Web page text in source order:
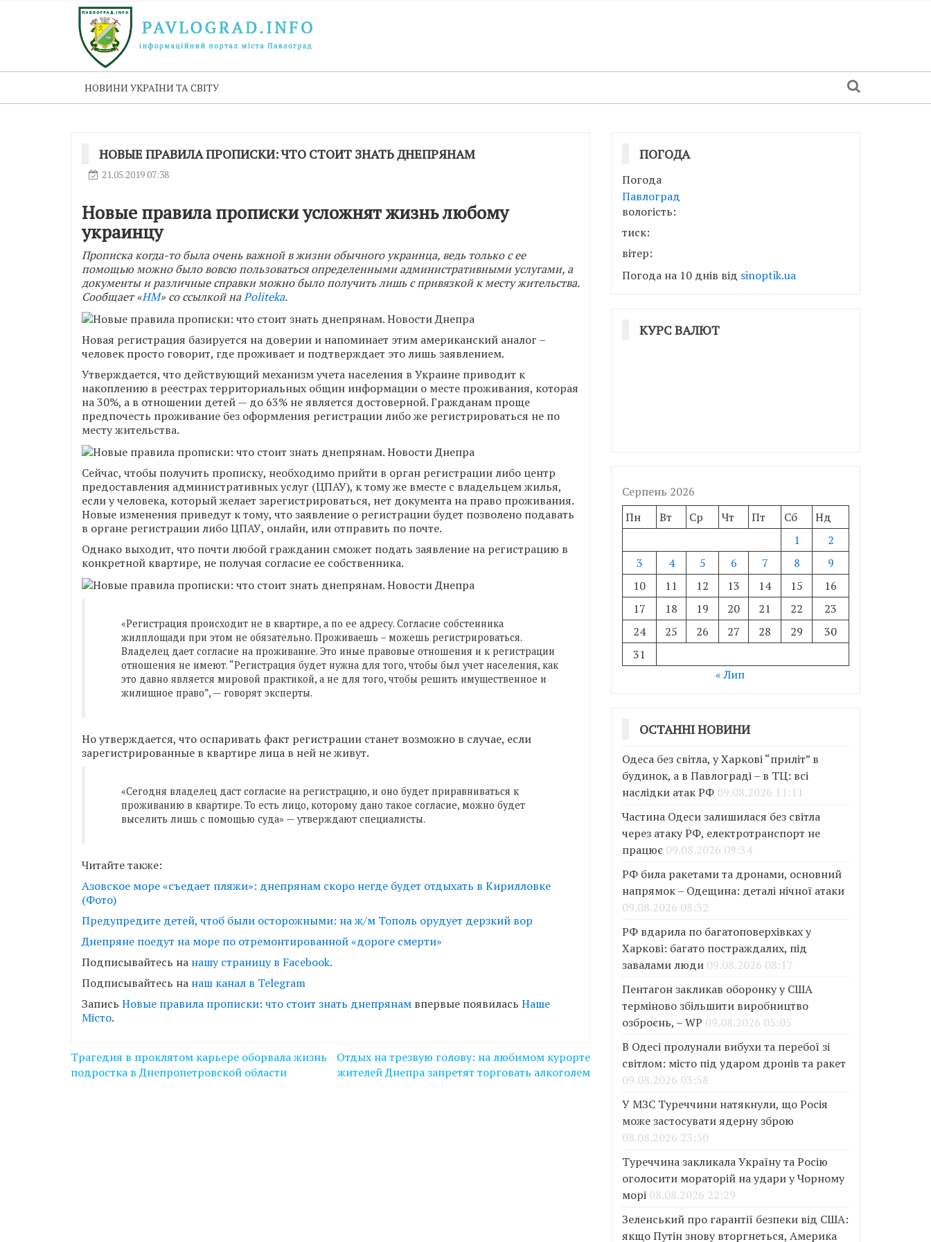
НОВИНИ УКРАЇНИ ТА СВІТУ
НОВЫЕ ПРАВИЛА ПРОПИСКИ: ЧТО СТОИТ ЗНАТЬ ДНЕПРЯНАМ
21.05.2019 07:38
Новые правила прописки усложнят жизнь любому
украинцу
Прописка когда-то была очень важной в жизни обычного украинца, ведь только с ее
помощью можно было вовсю пользоваться определенными административными услугами, а
документы и различные справки можно было получить лишь с привязкой к месту жительства.
Сообщает «НМ» со ссылкой наPoliteka.
Новая регистрация базируется на доверии и напоминает этим американский аналог –
человек просто говорит, где проживает и подтверждает это лишь заявлением.
Утверждается, что действующий механизм учета населения в Украине приводит к
накоплению в реестрах территориальных общин информации о месте проживания, которая
на 30%, а в отношении детей — до 63% не является достоверной. Гражданам проще
предпочесть проживание без оформления регистрации либо же регистрироваться не по
месту жительства.
Сейчас, чтобы получить прописку, необходимо прийти в орган регистрации либо центр
предоставления административных услуг (ЦПАУ), к тому же вместе с владельцем жилья,
если у человека, который желает зарегистрироваться, нет документа на право проживания.
Новые изменения приведут к тому, что заявление о регистрации будет позволено подавать
в органе регистрации либо ЦПАУ, онлайн, или отправить по почте.
Однако выходит, что почти любой гражданин сможет подать заявление на регистрацию в
конкретной квартире, не получая согласие ее собственника.
«Регистрация происходит не в квартире, а по ее адресу. Согласие собстенника
жилплощади при этом не обязательно. Проживаешь – можешь регистрироваться.
Владелец дает согласие на проживание. Это иные правовые отношения и к регистрации
отношения не имеют. “Регистрация будет нужна для того, чтобы был учет населения, как
это давно является мировой практикой, а не для того, чтобы решить имущественное и
жилищное право”, — говорят эксперты.
Но утверждается, что оспаривать факт регистрации станет возможно в случае, если
зарегистрированные в квартире лица в ней не живут.
«Сегодня владелец даст согласие на регистрацию, и оно будет приравниваться к
проживанию в квартире. То есть лицо, которому дано такое согласие, можно будет
выселить лишь с помощью суда» — утверждают специалисты.
Читайте также:
Азовское море «съедает пляжи»: днепрянам скоро негде будет отдыхать в Кирилловке
(Фото)
Предупредите детей, чтоб были осторожными: на ж/м Тополь орудует дерзкий вор
Днепряне поедут на море по отремонтированной «дороге смерти»
Подписывайтесь на нашу страницу в Facebook.
Подписывайтесь на наш канал в Telegram
Запись Новые правила прописки: что стоит знать днепрянам впервые появилась Наше
Місто.
Навігація
записів
Трагедия в проклятом карьере оборвала жизнь
подростка в Днепропетровской области
Отдых на трезвую голову: на любимом курорте
жителей Днепра запретят торговать алкоголем
ПОГОДА
Погода
Павлоград
вологість:
тиск:
вітер:
Погода на 10 днів від sinoptik.ua
КУРС ВАЛЮТ
Серпень 2026
Пн
Вт Ср Чт Пт Сб
Нд
1
2
3
4 5 6 7 8
9
10
11 12 13 14 15
16
17
18 19 20 21 22
23
24
25 26 27 28 29
30
31
« Лип
ОСТАННІ НОВИНИ
Одеса без світла, у Харкові “приліт” в
будинок, а в Павлограді – в ТЦ: всі
наслідки атак РФ 09.08.2026 11:11
Частина Одеси залишилася без світла
через атаку РФ, електротранспорт не
працює 09.08.2026 09:34
РФ била ракетами та дронами, основний
напрямок – Одещина: деталі нічної атаки
09.08.2026 08:32
РФ вдарила по багатоповерхівках у
Харкові: багато постраждалих, під
завалами люди 09.08.2026 08:17
Пентагон закликав оборонку у США
терміново збільшити виробництво
озброєнь, – WP 09.08.2026 05:05
В Одесі пролунали вибухи та перебої зі
світлом: місто під ударом дронів та ракет
09.08.2026 03:58
У МЗС Туреччини натякнули, що Росія
може застосувати ядерну зброю
08.08.2026 23:50
Туреччина закликала Україну та Росію
оголосити мораторій на удари у Чорному
морі 08.08.2026 22:29
Зеленський про гарантії безпеки від США:
якщо Путін знову вторгнеться, Америка